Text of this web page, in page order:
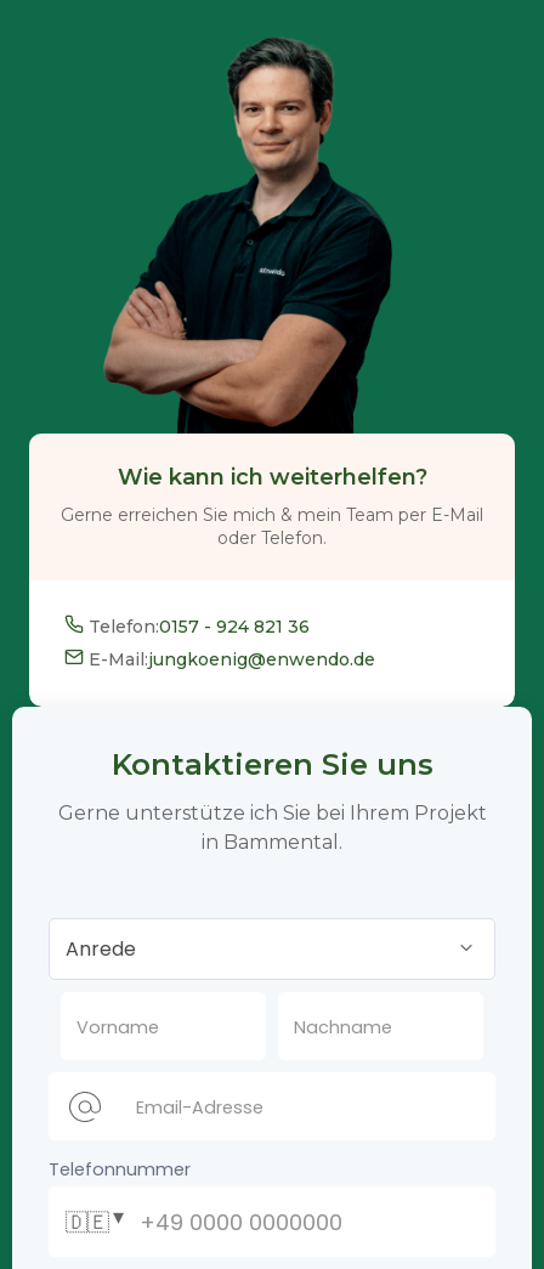
Wie kann ich weiterhelfen?
Gerne erreichen Sie mich & mein Team per E-Mail
oder Telefon.
Telefon:0157 - 924 821 36
E-Mail:jungkoenig@enwendo.de
Kontaktieren Sie uns
Gerne unterstütze ich Sie bei Ihrem Projekt
in Bammental.